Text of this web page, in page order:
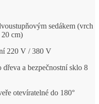
sedákem (vrch
cm)
220 V / 380 V
a bezpečnostní sklo 8
otevíratelné do 180°